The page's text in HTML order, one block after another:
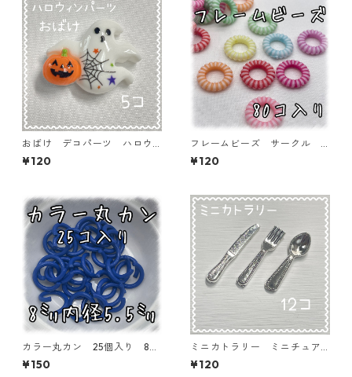
おばけ デコパーツ ハロウ
ィン 5個入り 貼り付けパー
ツ【DP-HLW-07】
¥120
フレームビーズ サークル
ミックス 80個入り【AB‐F
U06】
¥120
カラー丸カン 25個入り 8
㎜ ネイビーブルー【MCC-N
BLU】
¥150
ミニカトラリー ミニチュア
パーツ 12個入り【MNT-cutl
ery-S】
¥120